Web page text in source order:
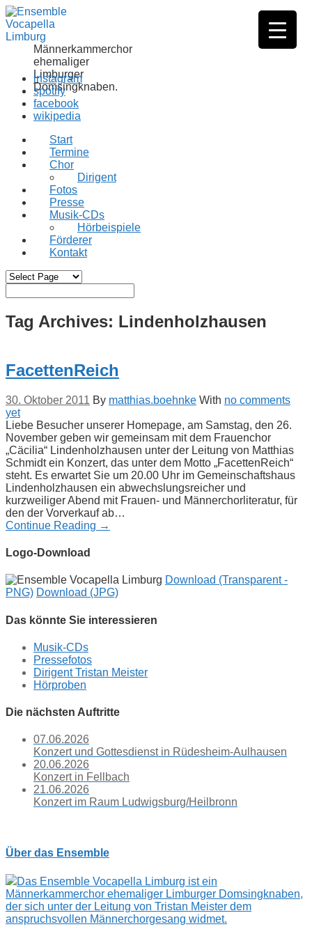
Männerkammerchor
ehemaliger
Limburger
Domsingknaben.
instagram
spotify
facebook
wikipedia
Start
Termine
Chor
Dirigent
Fotos
Presse
Musik-CDs
Hörbeispiele
Förderer
Kontakt
Tag Archives: Lindenholzhausen
FacettenReich
30. Oktober 2011 By matthias.boehnke With no comments
yet
Liebe Besucher unserer Homepage, am Samstag, den 26.
November geben wir gemeinsam mit dem Frauenchor
„Cäcilia“ Lindenholzhausen unter der Leitung von Matthias
Schmidt ein Konzert, das unter dem Motto „FacettenReich“
steht. Es erwartet Sie um 20.00 Uhr im Gemeinschaftshaus
Lindenholzhausen ein abwechslungsreicher und
kurzweiliger Abend mit Frauen- und Männerchorliteratur, für
den der Vorverkauf ab…
Continue Reading →
Logo-Download
Download (Transparent -
PNG) Download (JPG)
Das könnte Sie interessieren
Musik-CDs
Pressefotos
Dirigent Tristan Meister
Hörproben
Die nächsten Auftritte
07.06.2026
Konzert und Gottesdienst in Rüdesheim-Aulhausen
20.06.2026
Konzert in Fellbach
21.06.2026
Konzert im Raum Ludwigsburg/Heilbronn
Über das Ensemble
Das Ensemble Vocapella Limburg ist ein
Männerkammerchor ehemaliger Limburger Domsingknaben,
der sich unter der Leitung von Tristan Meister dem
anspruchsvollen Männerchorgesang widmet.